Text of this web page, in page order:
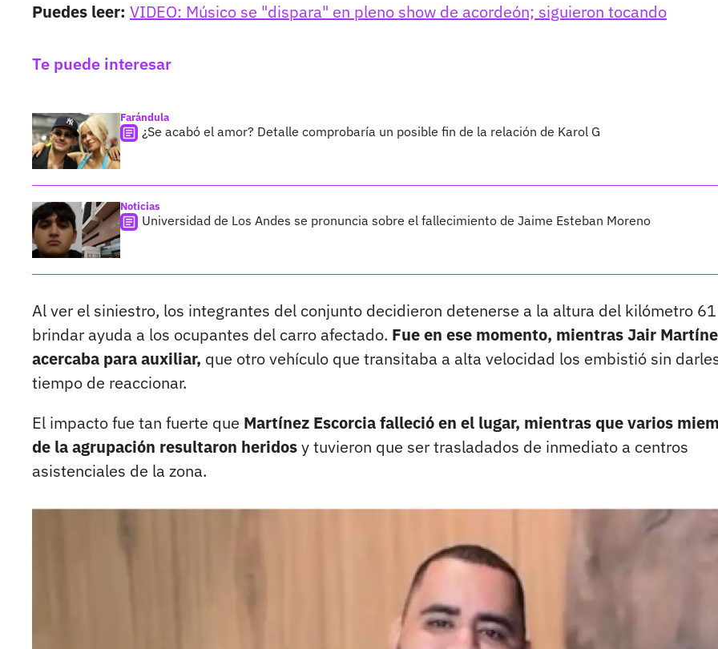
Puedes leer: VIDEO: Músico se "dispara" en pleno show de acordeón; siguieron tocando
Te puede interesar
Farándula
¿Se acabó el amor? Detalle comprobaría un posible fin de la relación de Karol G
Noticias
Universidad de Los Andes se pronuncia sobre el fallecimiento de Jaime Esteban Moreno
Al ver el siniestro, los integrantes del conjunto decidieron detenerse a la altura del kilómetro
brindar ayuda a los ocupantes del carro afectado. Fue en ese momento, mientras Jair
acercaba para auxiliar, que otro vehículo que transitaba a alta velocidad los embistió sin
tiempo de reaccionar.
El impacto fue tan fuerte que Martínez Escorcia falleció en el lugar, mientras que varios
de la agrupación resultaron heridosy tuvieron que ser trasladados de inmediato a centros
asistenciales de la zona.